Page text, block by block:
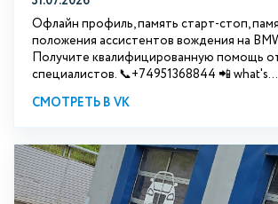
Офлайн профиль, память старт-стоп,
положения ассистентов вождения на
Получите квалифицированную помощь
специалистов. 📞+74951368844 📲 what's...
СМОТРЕТЬ В VK